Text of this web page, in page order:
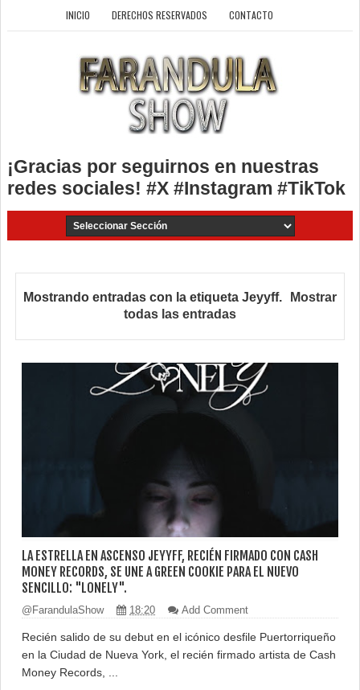
INICIO DERECHOS RESERVADOS CONTACTO
¡Gracias por seguirnos en nuestras
redes sociales! #X #Instagram #TikTok
Mostrando entradas con la etiqueta Jeyyff.
Mostrar
todas las entradas
LA ESTRELLA EN ASCENSO JEYYFF, RECIÉN FIRMADO CON CASH
MONEY RECORDS, SE UNE A GREEN COOKIE PARA EL NUEVO
SENCILLO: "LONELY".
@FarandulaShow 18:20 Add Comment
Recién salido de su debut en el icónico desfile Puertorriqueño
en la Ciudad de Nueva York, el recién firmado artista de Cash
Money Records, ...